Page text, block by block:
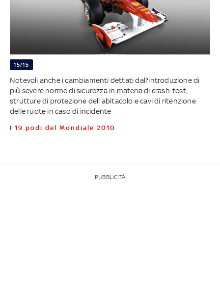
15/15
Notevoli anche i cambiamenti dettati dall'introduzione di
più severe norme di sicurezza in materia di crash-test,
strutture di protezione dell'abitacolo e cavi di ritenzione
delle ruote in caso di incidente
I 19 podi del Mondiale 2010
PUBBLICITÀ